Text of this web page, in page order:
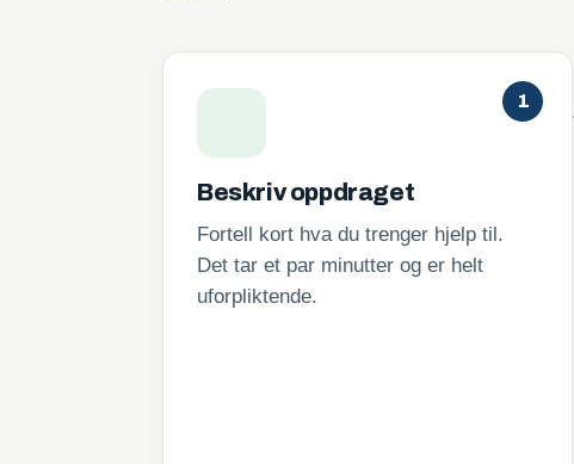
1
Beskriv oppdraget
Fortell kort hva du trenger hjelp til.
Det tar et par minutter og er helt
uforpliktende.